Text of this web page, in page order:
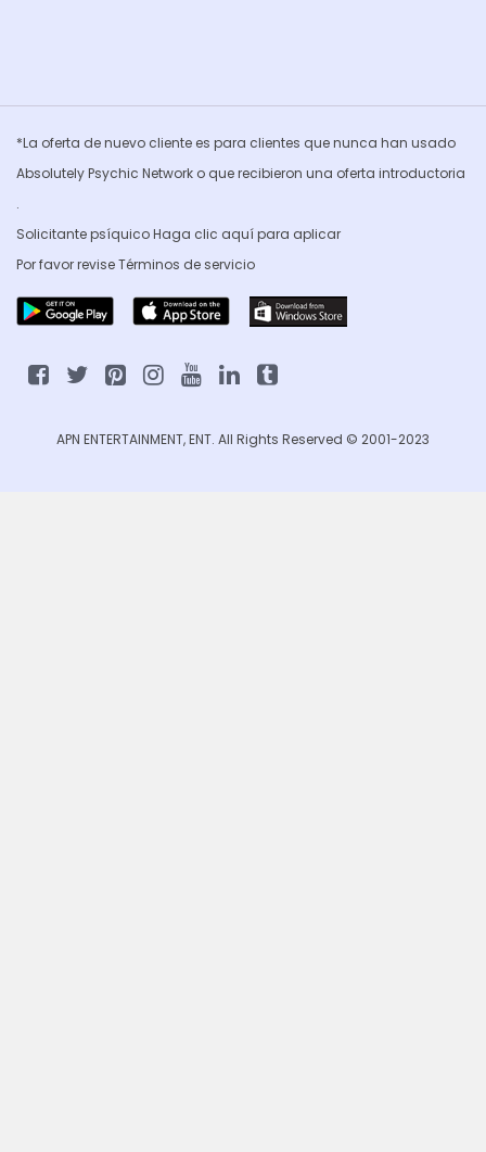
*La oferta de nuevo cliente es para clientes que nunca han usado
Absolutely Psychic Network o que recibieron una oferta introductoria
.
Solicitante psíquico Haga clic aquí para aplicar
Por favor reviseTérminos de servicio
APN ENTERTAINMENT, ENT. All Rights Reserved © 2001-2023